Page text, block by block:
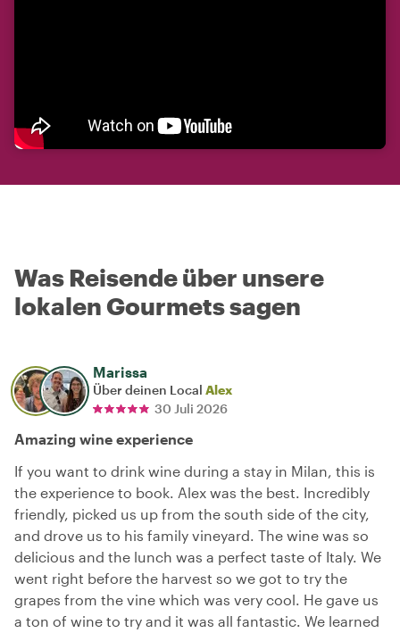
Was Reisende über unsere
lokalen Gourmets sagen
Marissa
Über deinen Local Alex
30 Juli 2026
Amazing wine experience
If you want to drink wine during a stay in Milan, this is
the experience to book. Alex was the best. Incredibly
friendly, picked us up from the south side of the city,
and drove us to his family vineyard. The wine was so
delicious and the lunch was a perfect taste of Italy. We
went right before the harvest so we got to try the
grapes from the vine which was very cool. He gave us
a ton of wine to try and it was all fantastic. We learned